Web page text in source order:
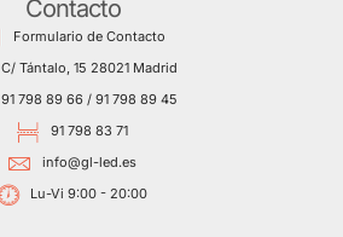
Contacto
Formulario de Contacto
C/ Tántalo, 15 28021 Madrid
91 798 89 66 / 91 798 89 45
91 798 83 71
info@gl-led.es
Lu-Vi 9:00 - 20:00